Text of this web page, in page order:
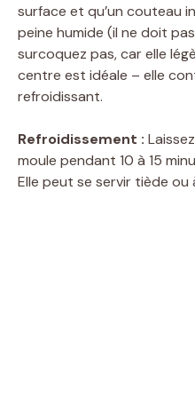
surface et qu’un couteau
peine humide (il ne doit
surcoquez pas, car elle
centre est idéale – elle
refroidissant.
Refroidissement :
moule pendant 10 à 15
Elle peut se servir tiède